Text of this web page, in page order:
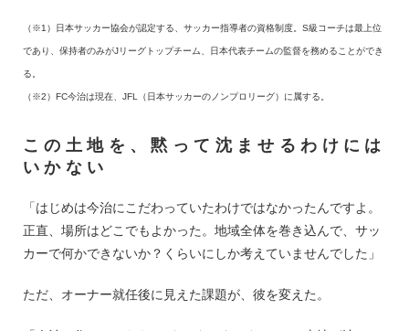
（※1）日本サッカー協会が認定する、サッカー指導者の資格制度。S級コーチは最上位
であり、保持者のみがJリーグトップチーム、日本代表チームの監督を務めることができ
る。
（※2）FC今治は現在、JFL（日本サッカーのノンプロリーグ）に属する。
この土地を、黙って沈ませるわけには
いかない
「はじめは今治にこだわっていたわけではなかったんですよ。
正直、場所はどこでもよかった。地域全体を巻き込んで、サッ
カーで何かできないか？くらいにしか考えていませんでした」
ただ、オーナー就任後に見えた課題が、彼を変えた。